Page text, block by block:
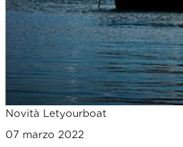
Novità Letyourboat
07 marzo 2022